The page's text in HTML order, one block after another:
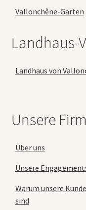
Vallonchêne-Garten
Landhaus-
Landhaus von
Unsere
Über uns
Unsere
Warum unsere
sind